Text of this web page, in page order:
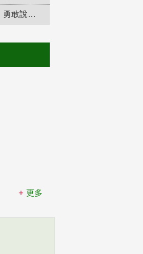
防制校園霸凌，勇敢說出來！
更多